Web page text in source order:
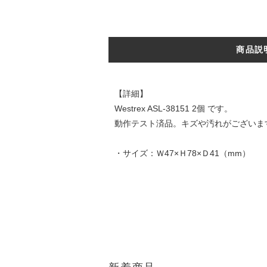
商品説
【詳細】
Westrex ASL-38151 2個 です。
動作テスト済品。キズや汚れがございま
・サイズ：Ｗ47×Ｈ78×Ｄ41（mm）